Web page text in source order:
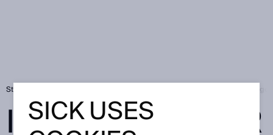
Startpagina
IO-LINK MASTER
SICK USES